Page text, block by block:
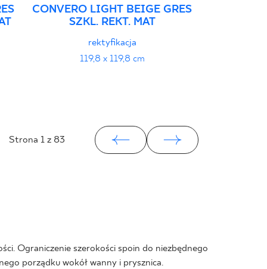
CONVERO LIGHT BEIGE GRES
SZKL. REKT. MAT
rektyfikacja
119,8 x 119,8 cm
Strona 1 z 83
Ograniczenie szerokości spoin do niezbędnego
porządku wokół wanny i prysznica.